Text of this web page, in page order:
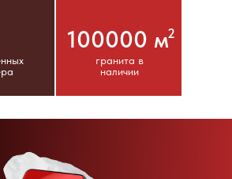
2
100000 м
гранита в
наличии